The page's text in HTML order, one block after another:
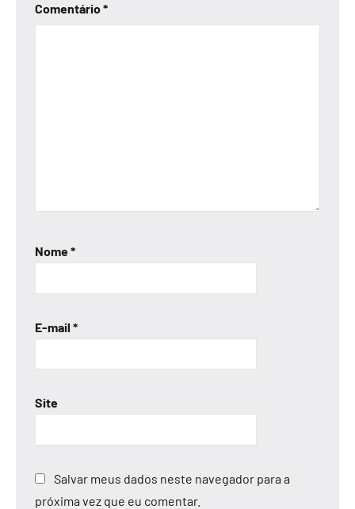
Comentário*
Nome*
E-mail *
Site
Salvar meus dados neste navegador para a
próxima vez que eu comentar.